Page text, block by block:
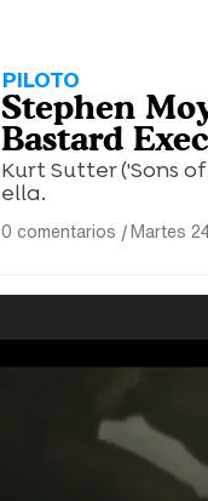
PILOTO
Stephen
Bastard
Kurt Sutter ('Sons
ella.
0 comentarios |Martes